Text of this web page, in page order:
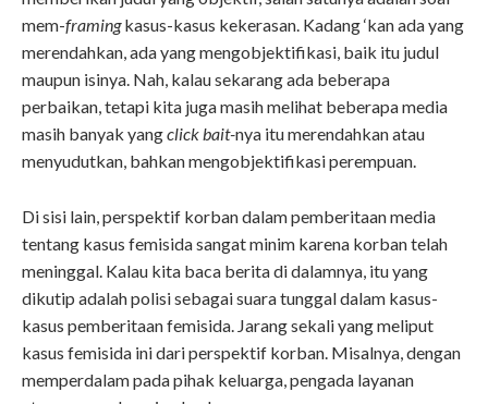
mem-framingkasus-kasus kekerasan. Kadang ‘kan ada yang
merendahkan, ada yang mengobjektifikasi, baik itu judul
maupun isinya. Nah, kalau sekarang ada beberapa
perbaikan, tetapi kita juga masih melihat beberapa media
masih banyak yangclick bait-nya itu merendahkan atau
menyudutkan, bahkan mengobjektifikasi perempuan.
Di sisi lain, perspektif korban dalam pemberitaan media
tentang kasus femisida sangat minim karena korban telah
meninggal. Kalau kita baca berita di dalamnya, itu yang
dikutip adalah polisi sebagai suara tunggal dalam kasus-
kasus pemberitaan femisida. Jarang sekali yang meliput
kasus femisida ini dari perspektif korban. Misalnya, dengan
memperdalam pada pihak keluarga, pengada layanan